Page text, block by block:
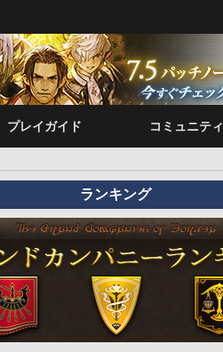
プレイガイド コミュニティ
ランキング